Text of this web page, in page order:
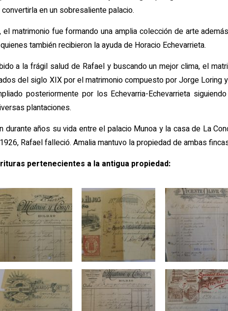
en un sobresaliente palacio.
matrimonio fue formando una amplia colección de arte
también recibieron la ayuda de Horacio Echevarrieta.
a la frágil salud de Rafael y buscando un mejor clima, el
del siglo XIX por el matrimonio compuesto por Jorge Loring
posteriormente por los Echevarria-Echevarrieta
plantaciones.
durante años su vida entre el palacio Munoa y la casa de La
Rafael falleció. Amalia mantuvo la propiedad de ambas
pertenecientes a la antigua propiedad: